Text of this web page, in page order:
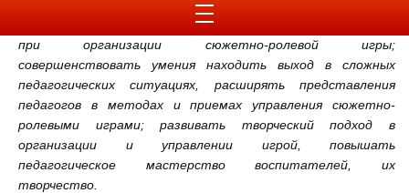
повышение уровня знаний и умений воспитателей
при организации сюжетно-ролевой игры;
совершенствовать умения находить выход в сложных
педагогических ситуациях, расширять представления
педагогов в методах и приемах управления сюжетно-
ролевыми играми; развивать творческий подход в
организации и управлении игрой, повышать
педагогическое мастерство воспитателей, их
творчество.